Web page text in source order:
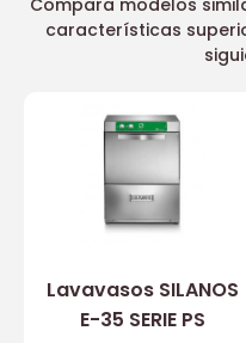
Compara modelos
características
Lavavasos SILANOS
E-35 SERIE PS